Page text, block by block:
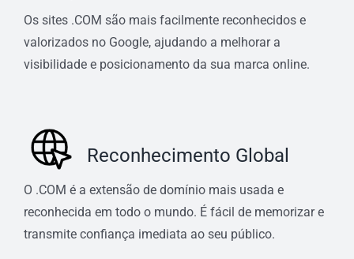
Os sites .COM são mais facilmente reconhecidos e
valorizados no Google, ajudando a melhorar a
visibilidade e posicionamento da sua marca online.
Reconhecimento Global
O .COM é a extensão de domínio mais usada e
reconhecida em todo o mundo. É fácil de memorizar e
transmite confiança imediata ao seu público.